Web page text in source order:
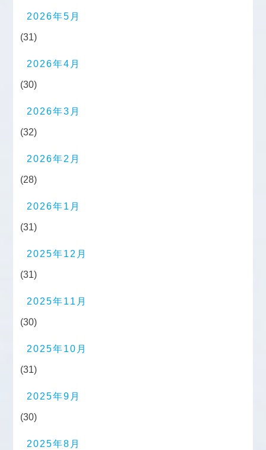
2026年5月
(31)
2026年4月
(30)
2026年3月
(32)
2026年2月
(28)
2026年1月
(31)
2025年12月
(31)
2025年11月
(30)
2025年10月
(31)
2025年9月
(30)
2025年8月